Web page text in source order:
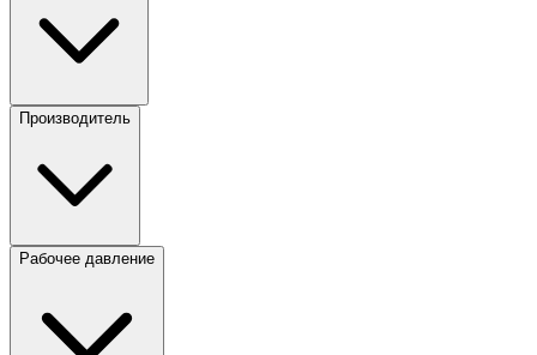
Производитель
Рабочее давление